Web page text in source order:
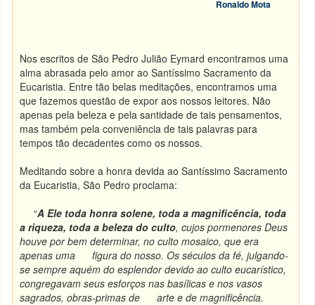
Ronaldo Mota
Nos escritos de São Pedro Julião Eymard encontramos uma
alma abrasada pelo amor ao Santíssimo Sacramento da
Eucaristia. Entre tão belas meditações, encontramos uma
que fazemos questão de expor aos nossos leitores. Não
apenas pela beleza e pela santidade de tais pensamentos,
mas também pela conveniência de tais palavras para
tempos tão decadentes como os nossos.
Meditando sobre a honra devida ao Santíssimo Sacramento
da Eucaristia, São Pedro proclama:
“A Ele toda honra solene, toda a magnificência, toda
a riqueza, toda a beleza do culto, cujos pormenores Deus
houve por bem determinar, no culto mosaico, que era
apenas uma figura do nosso. Os séculos da fé, julgando-
se sempre aquém do esplendor devido ao culto eucarístico,
congregavam seus esforços nas basílicas e nos vasos
sagrados, obras-primas de arte e de magnificência.